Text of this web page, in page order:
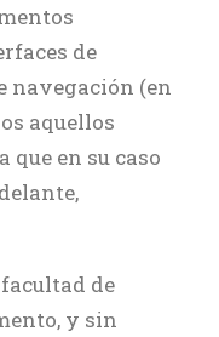
de
navegación (en
aquellos
que en su caso
de
y sin